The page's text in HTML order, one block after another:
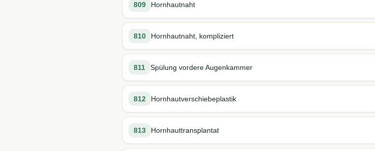
809 Hornhautnaht
810 Hornhautnaht, kompliziert
811 Spülung vordere Augenkammer
812 Hornhautverschiebeplastik
813 Hornhauttransplantat